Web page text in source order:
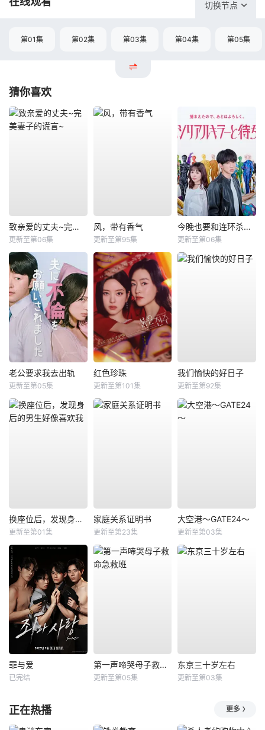
切换节点
第01集 第02集 第03集 第04集 第05集
猜你喜欢
致亲爱的丈夫~完美妻子的谎言~
更新至第06集
风，带有香气
更新至第95集
今晚也要和连环杀手约会
更新至第06集
老公要求我去出轨
更新至第05集
红色珍珠
更新至第101集
我们愉快的好日子
更新至第92集
换座位后，发现身后的男生好像喜欢我
更新至第01集
家庭关系证明书
更新至第23集
大空港～GATE24～
更新至第03集
罪与爱
已完结
第一声啼哭母子救命急救班
更新至第05集
东京三十岁左右
更新至第03集
正在热播 更多